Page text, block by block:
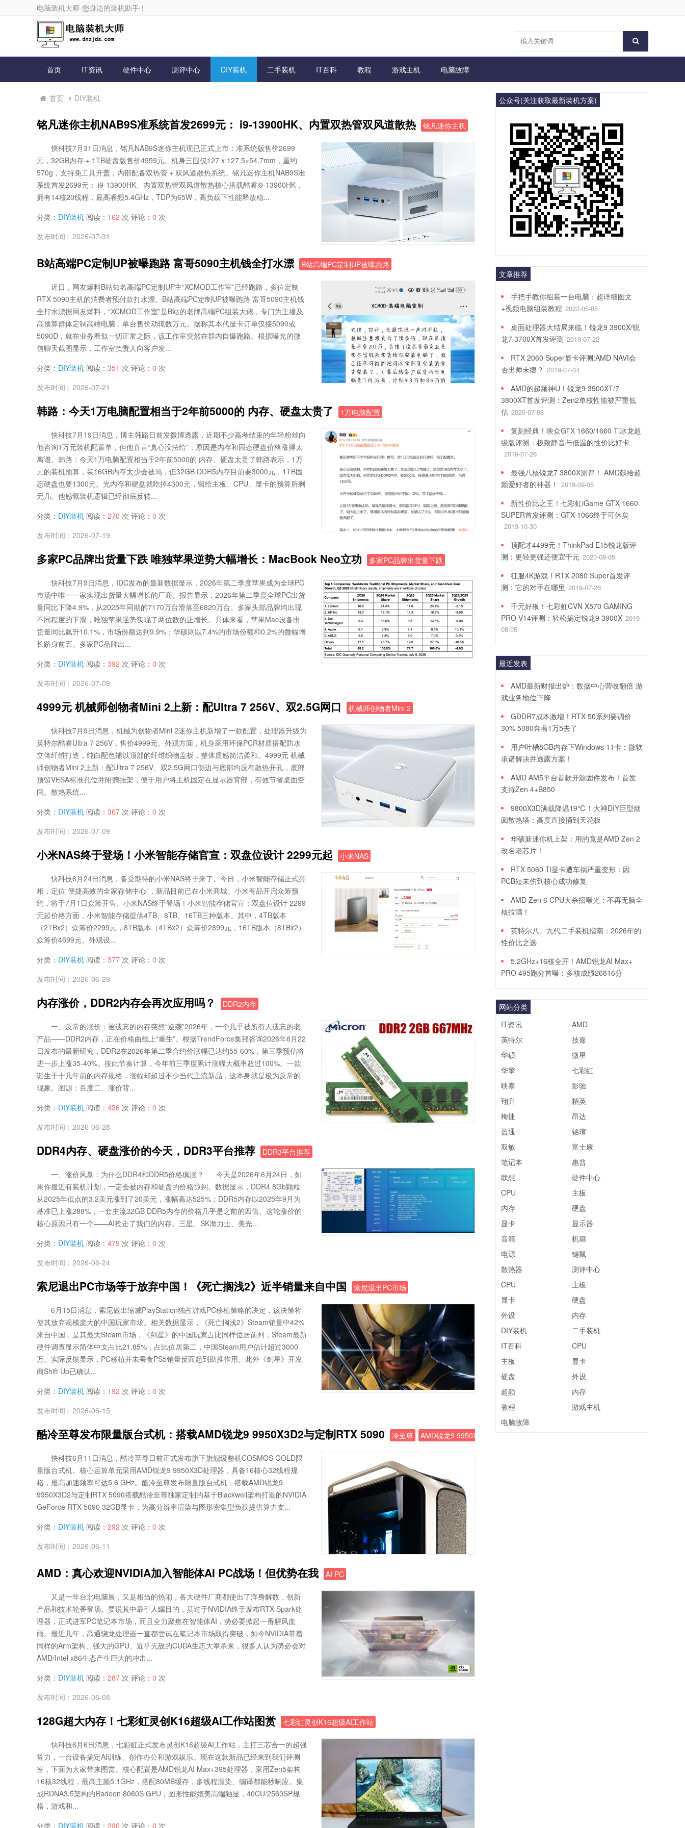
电脑装机大师-您身边的装机助手！
首页 IT资讯 硬件中心 测评中心 DIY装机 二手装机 IT百科 教程 游戏主机 电脑故障
首页 DIY装机
铭凡迷你主机NAB9S准系统首发2699元： i9-13900HK、内置双热管双风道散热 铭凡迷你主机
快科技7月31日消息，铭凡NAB9S迷你主机现已正式上市：准系统版售价2699
元，32GB内存 + 1TB硬盘版售价4959元。机身三围仅127 x 127.5×54.7mm，重约
570g，支持免工具开盖，内部配备双热管 + 双风道散热系统。铭凡迷你主机NAB9S准
系统首发2699元： i9-13900HK、内置双热管双风道散热核心搭载酷睿i9-13900HK，
拥有14核20线程，最高睿频5.4GHz，TDP为65W，高负载下性能释放稳...
分类： DIY装机 阅读： 162 次 评论： 0 次
发布时间：2026-07-31
B站高端PC定制UP被曝跑路 富哥5090主机钱全打水漂 B站高端PC定制UP被曝跑路
近日，网友爆料B站知名高端PC定制UP主“XCMOD工作室”已经跑路，多位定制
RTX 5090主机的消费者预付款打水漂。B站高端PC定制UP被曝跑路 富哥5090主机钱
全打水漂据网友爆料，“XCMOD工作室”是B站的老牌高端PC组装大佬，专门为主播及
高预算群体定制高端电脑，单台售价动辄数万元。据称其本代显卡订单仅接5090或
5090D，就在业务看似一切正常之际，该工作室突然在群内自爆跑路。根据曝光的微
信聊天截图显示，工作室负责人向客户发...
分类： DIY装机 阅读： 351 次 评论： 0 次
发布时间：2026-07-21
韩路：今天1万电脑配置相当于2年前5000的 内存、硬盘太贵了 1万电脑配置
快科技7月19日消息，博主韩路日前发微博透露，近期不少高考结束的年轻粉丝向
他咨询1万元装机配置单，但他直言“真心没法给”，原因是内存和固态硬盘价格涨得太
离谱。韩路：今天1万电脑配置相当于2年前5000的 内存、硬盘太贵了韩路表示，1万
元的装机预算，装16GB内存太少会被骂，但32GB DDR5内存目前要3000元，1TB固
态硬盘也要1300元。光内存和硬盘就吃掉4300元，留给主板、CPU、显卡的预算所剩
无几。他感慨装机逻辑已经彻底反转...
分类： DIY装机 阅读： 270 次 评论： 0 次
发布时间：2026-07-19
多家PC品牌出货量下跌 唯独苹果逆势大幅增长：MacBook Neo立功 多家PC品牌出货量下跌
快科技7月9日消息，IDC发布的最新数据显示，2026年第二季度苹果成为全球PC
市场中唯一一家实现出货量大幅增长的厂商。报告显示，2026年第二季度全球PC出货
量同比下降4.9%，从2025年同期的7170万台滑落至6820万台。多家头部品牌均出现
不同程度的下滑，唯独苹果逆势实现了两位数的正增长。具体来看，苹果Mac设备出
货量同比飙升10.1%，市场份额达到9.9%；华硕则以7.4%的市场份额和0.2%的微幅增
长跻身前五。多家PC品牌出...
分类： DIY装机 阅读： 392 次 评论： 0 次
发布时间：2026-07-09
4999元 机械师创物者Mini 2上新：配Ultra 7 256V、双2.5G网口 机械师创物者Mini 2
快科技7月9日消息，机械为创物者Mini 2迷你主机新增了一款配置，处理器升级为
英特尔酷睿Ultra 7 256V，售价4999元。外观方面，机身采用环保PCR材质搭配防水
立体纤维打造，纯白配色辅以顶部的纤维织物盖板，整体质感简洁柔和。4999元 机械
师创物者Mini 2上新：配Ultra 7 256V、双2.5G网口侧边与底部均设有散热开孔，底部
预留VESA标准孔位并附赠挂架，便于用户将主机固定在显示器背部，有效节省桌面空
间。散热系统...
分类： DIY装机 阅读： 367 次 评论： 0 次
发布时间：2026-07-09
小米NAS终于登场！小米智能存储官宣：双盘位设计 2299元起 小米NAS
快科技6月24日消息，备受期待的小米NAS终于来了。今日，小米智能存储正式亮
相，定位“便捷高效的全家存储中心”，新品目前已在小米商城、小米有品开启众筹预
约，将于7月1日众筹开售。小米NAS终于登场！小米智能存储官宣：双盘位设计 2299
元起价格方面，小米智能存储提供4TB、8TB、16TB三种版本。其中，4TB版本
（2TBx2）众筹价2299元，8TB版本（4TBx2）众筹价2899元，16TB版本（8TBx2）
众筹价4699元。外观设...
分类： DIY装机 阅读： 377 次 评论： 0 次
发布时间：2026-06-29
内存涨价，DDR2内存会再次应用吗？ DDR2内存
一、反常的涨价：被遗忘的内存突然“逆袭”2026年，一个几乎被所有人遗忘的老
产品——DDR2内存，正在价格曲线上“重生”。根据TrendForce集邦咨询2026年6月22
日发布的最新研究，DDR2在2026年第二季合约价涨幅已达约55-60%，第三季预估将
进一步上涨35-40%。按此节奏计算，今年前三季度累计涨幅大概率超过100%。一款
诞生于十几年前的内存规格，涨幅却超过不少当代主流新品，这本身就是极为反常的
现象。图源：百度二、涨价背...
分类： DIY装机 阅读： 426 次 评论： 0 次
发布时间：2026-06-28
DDR4内存、硬盘涨价的今天，DDR3平台推荐 DDR3平台推荐
一、涨价风暴：为什么DDR4和DDR5价格疯涨？ 今天是2026年6月24日，如
果你最近有装机计划，一定会被内存和硬盘的价格惊到。数据显示，DDR4 8Gb颗粒
从2025年低点的3.2美元涨到了20美元，涨幅高达525%；DDR5内存以2025年9月为
基准已上涨288%，一套主流32GB DDR5内存的价格几乎是之前的四倍。这轮涨价的
核心原因只有一个——AI抢走了我们的内存。三星、SK海力士、美光...
分类： DIY装机 阅读： 479 次 评论： 0 次
发布时间：2026-06-24
索尼退出PC市场等于放弃中国！《死亡搁浅2》近半销量来自中国 索尼退出PC市场
6月15日消息，索尼做出缩减PlayStation独占游戏PC移植策略的决定，该决策将
使其放弃规模庞大的中国玩家市场。相关数据显示，《死亡搁浅2》Steam销量中42%
来自中国，是其最大Steam市场，《剑星》的中国玩家占比同样位居前列；Steam最新
硬件调查显示简体中文占比21.85%，占比位居第二，中国Steam用户估计超过3000
万。实际反馈显示，PC移植并未蚕食PS5销量反而起到助推作用。此外《剑星》开发
商Shift Up已确认...
分类： DIY装机 阅读： 192 次 评论： 0 次
发布时间：2026-06-15
酷冷至尊发布限量版台式机：搭载AMD锐龙9 9950X3D2与定制RTX 5090 冷至尊 AMD锐龙9 9950X3D2
快科技6月11日消息，酷冷至尊日前正式发布旗下旗舰级整机COSMOS GOLD限
量版台式机。核心运算单元采用AMD锐龙9 9950X3D处理器，具备16核心32线程规
格，最高加速频率可达5.6 GHz。酷冷至尊发布限量版台式机：搭载AMD锐龙9
9950X3D2与定制RTX 5090搭载酷冷至尊独家定制的基于Blackwell架构打造的NVIDIA
GeForce RTX 5090 32GB显卡，为高分辨率渲染与图形密集型负载提供算力支...
分类： DIY装机 阅读： 292 次 评论： 0 次
发布时间：2026-06-11
AMD：真心欢迎NVIDIA加入智能体AI PC战场！但优势在我 AI PC
又是一年台北电脑展，又是相当的热闹，各大硬件厂商都使出了浑身解数，创新
产品和技术轮番登场。要说其中最引人瞩目的，莫过于NVIDIA终于发布RTX Spark处
理器，正式进军PC笔记本市场，而且全力聚焦在智能体AI，势必要掀起一番腥风血
雨。最近几年，高通骁龙处理器一直都尝试在笔记本市场取得突破，如今NVIDIA带着
同样的Arm架构、强大的GPU、近乎无敌的CUDA生态大举杀来，很多人认为势必会对
AMD/Intel x86生态产生巨大的冲击...
分类： DIY装机 阅读： 287 次 评论： 0 次
发布时间：2026-06-08
128G超大内存！七彩虹灵创K16超级AI工作站图赏 七彩虹灵创K16超级AI工作站
快科技6月6日消息，七彩虹正式发布灵创K16超级AI工作站，主打三芯合一的超强
算力，一台设备搞定AI训练、创作办公和游戏娱乐。现在这款新品已经来到我们评测
室，下面为大家带来图赏。核心配置是AMD锐龙AI Max+395处理器，采用Zen5架构
16核32线程，最高主频5.1GHz，搭配80MB缓存，多线程渲染、编译都能秒响应。集
成RDNA3.5架构的Radeon 8060S GPU，图形性能媲美高端独显，40CU/2560SP规
格，游戏和...
分类： DIY装机 阅读： 290 次 评论： 0 次
公众号(关注获取最新装机方案)
文章推荐
手把手教你组装一台电脑：超详细图文
+视频电脑组装教程 2022-05-05
桌面处理器大结局来临！锐龙9 3900X/锐
龙7 3700X首发评测 2019-07-22
RTX 2060 Super显卡评测:AMD NAVI会
否出师未捷？ 2019-07-04
AMD的超频神U！锐龙9 3900XT/7
3800XT首发评测：Zen2单核性能被严重低
估 2020-07-08
复刻经典！映众GTX 1660/1660 Ti冰龙超
级版评测：极致静音与低温的性价比好卡
2019-07-26
最强八核锐龙7 3800X测评！ AMD献给超
频爱好者的神器！
2019-09-05
新性价比之王！七彩虹iGame GTX 1660
SUPER首发评测：GTX 1066终于可休矣
2019-10-30
顶配才4499元！ThinkPad E15锐龙版评
测：更轻更强还便宜千元 2020-08-05
征服4K游戏！RTX 2080 Super首发评
测：它的对手在哪里 2019-07-26
千元好板！七彩虹CVN X570 GAMING
PRO V14评测：轻松搞定锐龙9 3900X 2019-
08-05
最近发表
AMD最新财报出炉：数据中心营收翻倍 游
戏业务地位下降
GDDR7成本激增！RTX 50系列要调价
30% 5080奔着1万5去了
用户吐槽8GB内存下Windows 11卡：微软
承诺解决并透露方案！
AMD AM5平台首款开源固件发布！首发
支持Zen 4+B850
9800X3D满载降温19℃！大神DIY巨型烟
囱散热塔：高度直接捅到天花板
华硕新迷你机上架：用的竟是AMD Zen 2
改名老芯片！
RTX 5060 Ti显卡遭车祸严重变形：因
PCB短未伤到核心成功修复
AMD Zen 6 CPU大杀招曝光：不再无脑全
核拉满！
英特尔八、九代二手装机指南：2026年的
性价比之选
5.2GHz+16核全开！AMD锐龙AI Max+
PRO 495跑分首曝：多核成绩26816分
网站分类
IT资讯
AMD
英特尔
技嘉
华硕
微星
华擎
七彩虹
映泰
影驰
翔升
精英
梅捷
昂达
盈通
铭瑄
双敏
富士康
笔记本
惠普
联想
硬件中心
CPU
主板
内存
硬盘
显卡
显示器
音箱
机箱
电源
键鼠
散热器
测评中心
CPU
主板
显卡
硬盘
外设
内存
DIY装机
二手装机
IT百科
CPU
主板
显卡
硬盘
外设
超频
内存
教程
游戏主机
电脑故障